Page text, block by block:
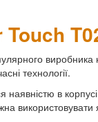
виробника
технології.
наявністю в